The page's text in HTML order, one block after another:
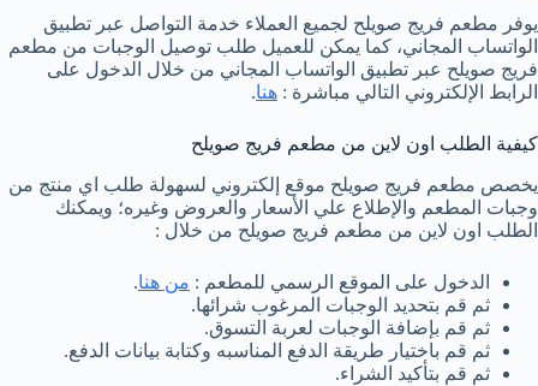
يوفر مطعم فريج صويلح لجميع العملاء خدمة التواصل عبر تطبيق
الواتساب المجاني، كما يمكن للعميل طلب توصيل الوجبات من مطعم
فريج صويلح عبر تطبيق الواتساب المجاني من خلال الدخول على
الرابط الإلكتروني التالي مباشرة : هنا.
كيفية الطلب اون لاين من مطعم فريج صويلح
يخصص مطعم فريج صويلح موقع إلكتروني لسهولة طلب اي منتج من
وجبات المطعم والإطلاع علي الأسعار والعروض وغيره؛ ويمكنك
الطلب اون لاين من مطعم فريج صويلح من خلال :
الدخول على الموقع الرسمي للمطعم : من هنا.
ثم قم بتحديد الوجبات المرغوب شرائها.
ثم قم بإضافة الوجبات لعربة التسوق.
ثم قم باختيار طريقة الدفع المناسبه وكتابة بيانات الدفع.
ثم قم بتأكيد الشراء.